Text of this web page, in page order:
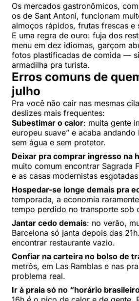
Os mercados gastronômicos,
os de Sant Antoni, funcionam
almoços rápidos, frutas frescas e
E uma regra de ouro: fuja dos
menu em dez idiomas, garçom
fotos plastificadas de comida —
armadilha pra turista.
Erros comuns de
julho
Pra você não cair nas mesmas
deslizes mais frequentes:
Subestimar o calor: muita gente
europeu suave” e acaba
sem água e sem protetor.
Deixar pra comprar ingresso na
muito comum encontrar Sagrada
e as casas modernistas
Hospedar-se longe demais pra
temporada, a economia
tempo perdido no transporte sob
Jantar cedo demais: no verão,
Barcelona só janta depois das
encontrar restaurante vazio.
Confiar na carteira no bolso de
metrôs, em Las Ramblas e nas
problema real.
Ir à praia só no “horário